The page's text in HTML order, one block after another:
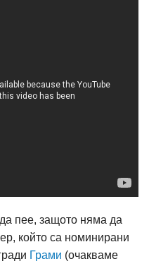
пее, защото няма да
който са номинирани
Грами (очакваме